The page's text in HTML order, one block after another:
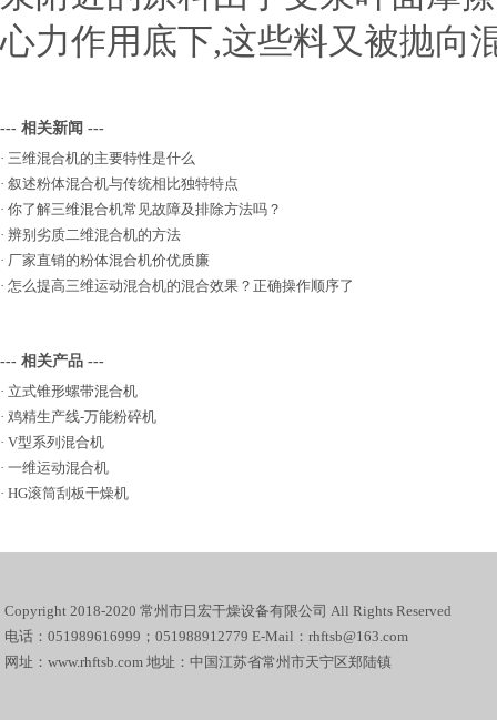
心力作用底下,这些料又被抛向
--- 相关新闻 ---
· 三维混合机的主要特性是什么
· 叙述粉体混合机与传统相比独特特点
· 你了解三维混合机常见故障及排除方法吗？
· 辨别劣质二维混合机的方法
· 厂家直销的粉体混合机价优质廉
· 怎么提高三维运动混合机的混合效果？正确操作顺序了
--- 相关产品 ---
· 立式锥形螺带混合机
· 鸡精生产线-万能粉碎机
· V型系列混合机
· 一维运动混合机
· HG滚筒刮板干燥机
Copyright 2018-2020 常州市日宏干燥设备有限公司 All Rights Reserved
电话：051989616999；051988912779 E-Mail：rhftsb@163.com
网址：www.rhftsb.com 地址：中国江苏省常州市天宁区郑陆镇